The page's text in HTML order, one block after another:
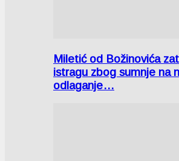
Miletić od Božinovića
istragu zbog sumnje na
odlaganje…